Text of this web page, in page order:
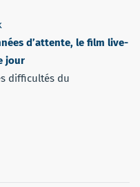
d’attente, le film live-
jour
difficultés du